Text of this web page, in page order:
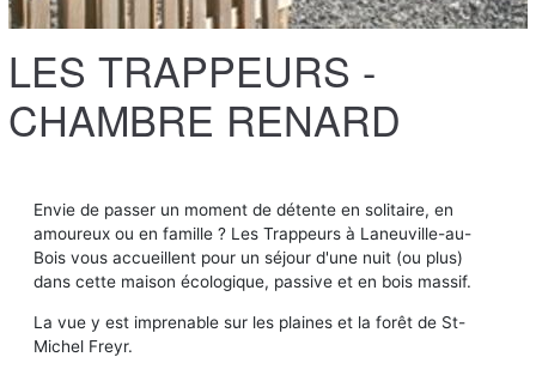
LES TRAPPEURS -
CHAMBRE RENARD
Envie de passer un moment de détente en solitaire, en
amoureux ou en famille ? Les Trappeurs à Laneuville-au-
Bois vous accueillent pour un séjour d'une nuit (ou plus)
dans cette maison écologique, passive et en bois massif.
La vue y est imprenable sur les plaines et la forêt de St-
Michel Freyr.